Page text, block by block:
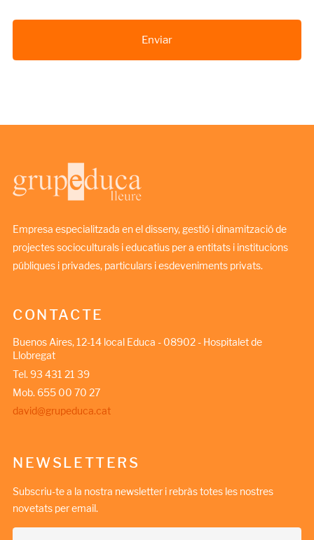
Empresa especialitzada en el disseny, gestió i dinamització de
projectes socioculturals i educatius per a entitats i institucions
públiques i privades, particulars i esdeveniments privats.
CONTACTE
Buenos Aires, 12-14 local Educa - 08902 - Hospitalet de
Llobregat
Tel. 93 431 21 39
Mob. 655 00 70 27
david@grupeduca.cat
NEWSLETTERS
Subscriu-te a la nostra newsletter i rebràs totes les nostres
novetats per email.